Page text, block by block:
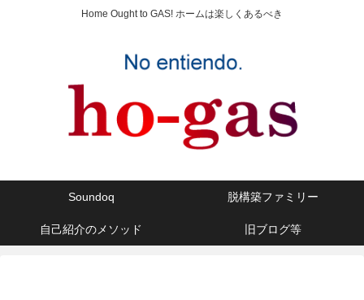
Home Ought to GAS! ホームは楽しくあるべき
Soundoq 脱構築ファミリー
自己紹介のメソッド 旧ブログ等